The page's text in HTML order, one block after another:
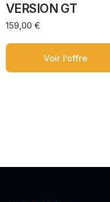
VERSION GT
159,00 €
Voir l’offre